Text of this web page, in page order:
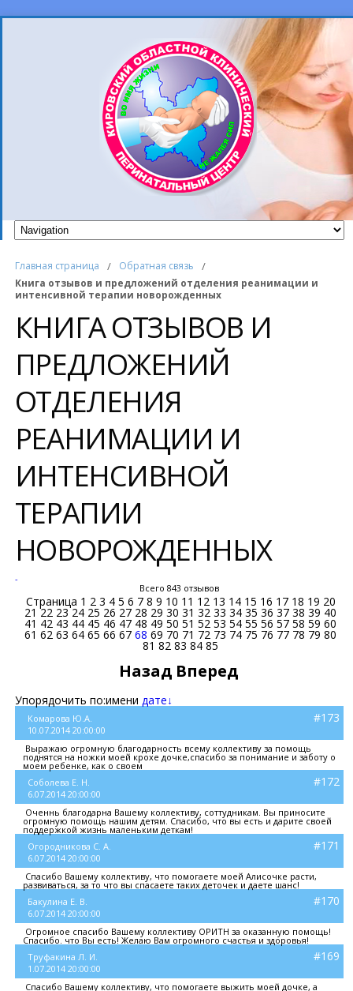
Главная страница / Обратная связь /
Книга отзывов и предложений отделения реанимации и
интенсивной терапии новорожденных
КНИГА ОТЗЫВОВ И
ПРЕДЛОЖЕНИЙ
ОТДЕЛЕНИЯ
РЕАНИМАЦИИ И
ИНТЕНСИВНОЙ
ТЕРАПИИ
НОВОРОЖДЕННЫХ
-
Всего 843 отзывов
Страница 1 2 3 4 5 6 7 8 9 10 11 12 13 14 15 16 17 18 19 20
21 22 23 24 25 26 27 28 29 30 31 32 33 34 35 36 37 38 39 40
41 42 43 44 45 46 47 48 49 50 51 52 53 54 55 56 57 58 59 60
61 62 63 64 65 66 67 68 69 70 71 72 73 74 75 76 77 78 79 80
81 82 83 84 85
Назад Вперед
Упорядочить по:имени дате↓
Комарова Ю.А.
10.07.2014 20:00:00
#173
Выражаю огромную благодарность всему коллективу за помощь
поднятся на ножки моей крохе дочке,спасибо за понимание и заботу о
моем ребенке, как о своем
Соболева Е. Н.
6.07.2014 20:00:00
#172
Оченнь благодарна Вашему коллективу, соттудникам. Вы приносите
огромную помощь нашим детям. Спасибо, что вы есть и дарите своей
поддержкой жизнь маленьким деткам!
Огородникова С. А.
6.07.2014 20:00:00
#171
Спасибо Вашему коллективу, что помогаете моей Алисочке расти,
развиваться, за то что вы спасаете таких деточек и даете шанс!
Бакулина Е. В.
6.07.2014 20:00:00
#170
Огромное спасибо Вашему коллективу ОРИТН за оказанную помощь!
Спасибо. что Вы есть! Желаю Вам огромного счастья и здоровья!
Труфакина Л. И.
1.07.2014 20:00:00
#169
Спасибо Вашему коллективу, что помогаете выжить моей дочке, а